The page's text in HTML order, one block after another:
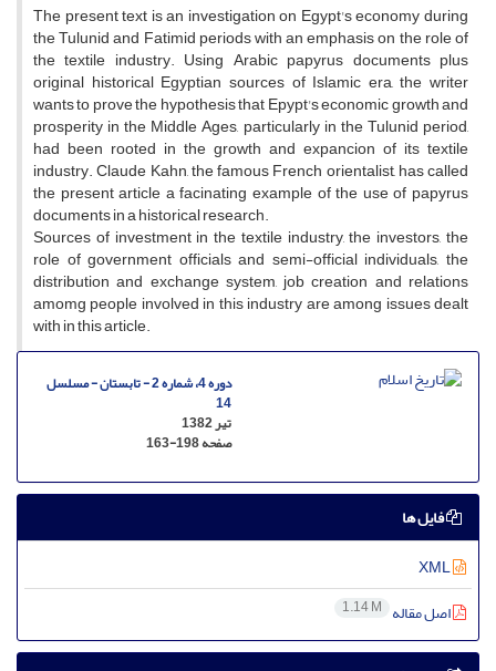
The present text is an investigation on Egypt's economy during
the Tulunid and Fatimid periods with an emphasis on the role of
the textile industry. Using Arabic papyrus documents plus
original historical Egyptian sources of Islamic era, the writer
wants to prove the hypothesis that Epypt's economic growth and
prosperity in the Middle Ages, particularly in the Tulunid period,
had been rooted in the growth and expancion of its textile
industry. Claude Kahn, the famous French orientalist, has called
the present article a facinating example of the use of papyrus
documents in a historical research.
Sources of investment in the textile industry, the investors, the
role of government officials and semi-official individuals, the
distribution and exchange system, job creation and relations
amomg people involved in this industry are among issues dealt
with in this article.
دوره 4، شماره 2 - تابستان - مسلسل
14
تیر 1382
صفحه163-198
فایل ها
اصل مقاله 1.14 M